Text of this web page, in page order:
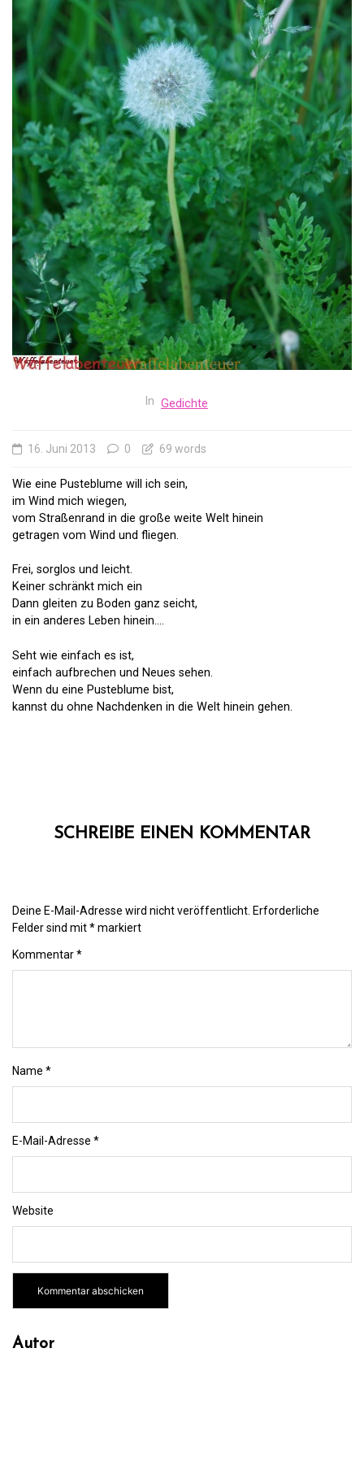
In Gedichte
16. Juni 2013 0 69 words
Wie eine Pusteblume will ich sein,
im Wind mich wiegen,
vom Straßenrand in die große weite Welt hinein
getragen vom Wind und fliegen.
Frei, sorglos und leicht.
Keiner schränkt mich ein
Dann gleiten zu Boden ganz seicht,
in ein anderes Leben hinein….
Seht wie einfach es ist,
einfach aufbrechen und Neues sehen.
Wenn du eine Pusteblume bist,
kannst du ohne Nachdenken in die Welt hinein gehen.
SCHREIBE EINEN KOMMENTAR
Deine E-Mail-Adresse wird nicht veröffentlicht. Erforderliche
Felder sind mit*markiert
Kommentar*
Name *
E-Mail-Adresse *
Website
Autor